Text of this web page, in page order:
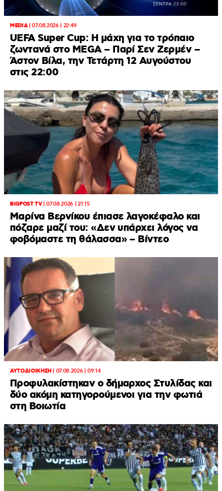
MEDIA|07.08.2026 | 22:49
UEFA Super Cup: Η μάχη για το τρόπαιο
ζωντανά στο MEGA – Παρί Σεν Ζερμέν –
Άστον Βίλα, την Τετάρτη 12 Αυγούστου
στις 22:00
BIGPOST TV|07.08.2026 | 21:15
Μαρίνα Βερνίκου έπιασε λαγοκέφαλο και
πόζαρε μαζί του: «Δεν υπάρχει λόγος να
φοβόμαστε τη θάλασσα» – Βίντεο
ΑΥΤΟΔΙΟΙΚΗΣΗ| 07.08.2026 | 09:14
Προφυλακίστηκαν ο δήμαρχος Στυλίδας και
δύο ακόμη κατηγορούμενοι για την φωτιά
στη Βοιωτία